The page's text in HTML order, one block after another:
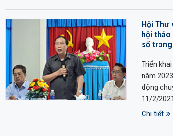
Hội Thư
hội thảo
số
Triển
năm
động
11/2/
Chi tiết